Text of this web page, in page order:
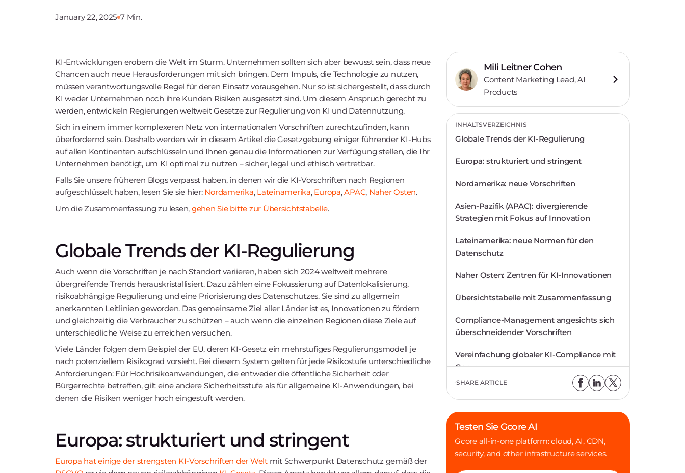
January 22, 2025 7 Min.
KI-Entwicklungen erobern die Welt im Sturm. Unternehmen sollten sich aber bewusst sein, dass neue
Chancen auch neue Herausforderungen mit sich bringen. Dem Impuls, die Technologie zu nutzen,
müssen verantwortungsvolle Regel für deren Einsatz vorausgehen. Nur so ist sichergestellt, dass durch
KI weder Unternehmen noch ihre Kunden Risiken ausgesetzt sind. Um diesem Anspruch gerecht zu
werden, entwickeln Regierungen weltweit Gesetze zur Regulierung von KI und Datennutzung.
Sich in einem immer komplexeren Netz von internationalen Vorschriften zurechtzufinden, kann
überfordernd sein. Deshalb werden wir in diesem Artikel die Gesetzgebung einiger führender KI-Hubs
auf allen Kontinenten aufschlüsseln und Ihnen genau die Informationen zur Verfügung stellen, die Ihr
Unternehmen benötigt, um KI optimal zu nutzen – sicher, legal und ethisch vertretbar.
Falls Sie unsere früheren Blogs verpasst haben, in denen wir die KI-Vorschriften nach Regionen
aufgeschlüsselt haben, lesen Sie sie hier: Nordamerika, Lateinamerika, Europa,APAC, Naher Osten.
Um die Zusammenfassung zu lesen, gehen Sie bitte zur Übersichtstabelle.
Globale Trends der KI-Regulierung
Auch wenn die Vorschriften je nach Standort variieren, haben sich 2024 weltweit mehrere
übergreifende Trends herauskristallisiert. Dazu zählen eine Fokussierung auf Datenlokalisierung,
risikoabhängige Regulierung und eine Priorisierung des Datenschutzes. Sie sind zu allgemein
anerkannten Leitlinien geworden. Das gemeinsame Ziel aller Länder ist es, Innovationen zu fördern
und gleichzeitig die Verbraucher zu schützen – auch wenn die einzelnen Regionen diese Ziele auf
unterschiedliche Weise zu erreichen versuchen.
Viele Länder folgen dem Beispiel der EU, deren KI-Gesetz ein mehrstufiges Regulierungsmodell je
nach potenziellem Risikograd vorsieht. Bei diesem System gelten für jede Risikostufe unterschiedliche
Anforderungen: Für Hochrisikoanwendungen, die entweder die öffentliche Sicherheit oder
Bürgerrechte betreffen, gilt eine andere Sicherheitsstufe als für allgemeine KI-Anwendungen, bei
denen die Risiken weniger hoch eingestuft werden.
Europa: strukturiert und stringent
Europa hat einige der strengsten KI-Vorschriften der Weltmit Schwerpunkt Datenschutz gemäß der
Mili Leitner Cohen
Content Marketing Lead, AI
Products
INHALTSVERZEICHNIS
Globale Trends der KI-Regulierung
Europa: strukturiert und stringent
Nordamerika: neue Vorschriften
Asien-Pazifik (APAC): divergierende
Strategien mit Fokus auf Innovation
Lateinamerika: neue Normen für den
Datenschutz
Naher Osten: Zentren für KI-Innovationen
Übersichtstabelle mit Zusammenfassung
Compliance-Management angesichts sich
überschneidender Vorschriften
Vereinfachung globaler KI-Compliance mit
Gcore
SHARE ARTICLE
Testen Sie Gcore AI
Gcore all-in-one platform: cloud, AI, CDN,
security, and other infrastructure services.